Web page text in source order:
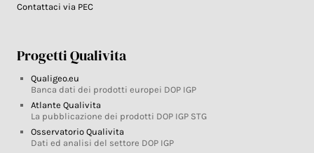
Contattaci via PEC
Progetti Qualivita
Qualigeo.eu
Banca dati dei prodotti europei DOP IGP
Atlante Qualivita
La pubblicazione dei prodotti DOP IGP STG
Osservatorio Qualivita
Dati ed analisi del settore DOP IGP